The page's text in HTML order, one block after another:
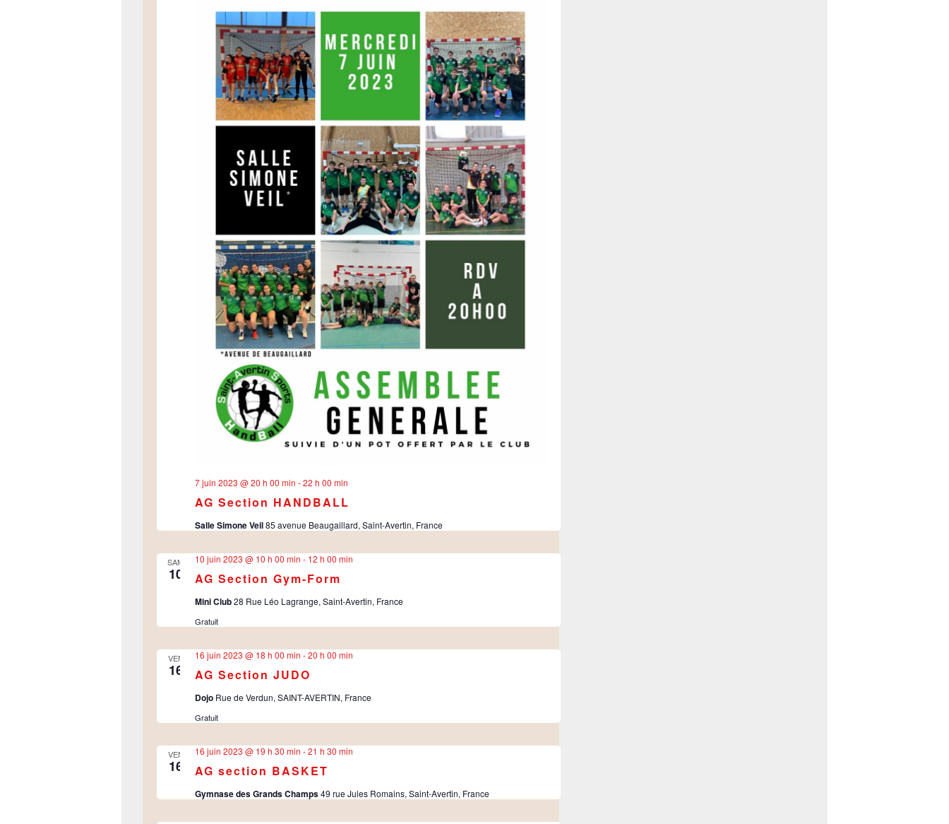
AG Section HANDBALL
7 juin 2023 @ 20 h 00 min -22 h 00 min
Salle Simone Veil85 avenue Beaugaillard, Saint-Avertin, France
SAM
10 AG Section Gym-Form
10 juin 2023 @ 10 h 00 min - 12 h 00 min
Mini Club28 Rue Léo Lagrange, Saint-Avertin, France
Gratuit
VEN
16 AG Section JUDO
16 juin 2023 @ 18 h 00 min -20 h 00 min
Dojo Rue de Verdun, SAINT-AVERTIN, France
Gratuit
VEN
16 AG section BASKET
16 juin 2023 @ 19 h 30 min -21 h 30 min
Gymnase des Grands Champs49 rue Jules Romains, Saint-Avertin, France